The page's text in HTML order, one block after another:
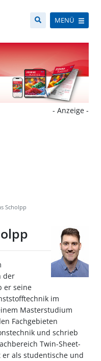
MENÜ
- Anzeige -
Scholpp
der
er seine
im
Masterstudium
Fachgebieten
und schrieb
Twin-Sheet-
als studentische und